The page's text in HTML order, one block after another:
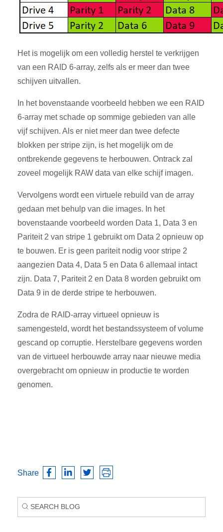
Het is mogelijk om een volledig herstel te verkrijgen
van een RAID 6-array, zelfs als er meer dan twee
schijven uitvallen.
In het bovenstaande voorbeeld hebben we een RAID
6-array met schade op sommige gebieden van alle
vijf schijven. Als er niet meer dan twee defecte
blokken per stripe zijn, is het mogelijk om de
ontbrekende gegevens te herbouwen. Ontrack zal
zoveel mogelijk RAW data van elke schijf imagen.
Vervolgens wordt een virtuele rebuild van de array
gedaan met behulp van die images. In het
bovenstaande voorbeeld worden Data 1, Data 3 en
Pariteit 2 van stripe 1 gebruikt om Data 2 opnieuw op
te bouwen. Er is geen pariteit nodig voor stripe 2
aangezien Data 4, Data 5 en Data 6 allemaal intact
zijn. Data 7, Pariteit 2 en Data 8 worden gebruikt om
Data 9 in de derde stripe te herbouwen.
Zodra de RAID-array virtueel opnieuw is
samengesteld, wordt het bestandssysteem of volume
gescand op corruptie. Herstelbare gegevens worden
van de virtueel herbouwde array naar nieuwe media
overgebracht om opnieuw in productie te worden
genomen.
Share